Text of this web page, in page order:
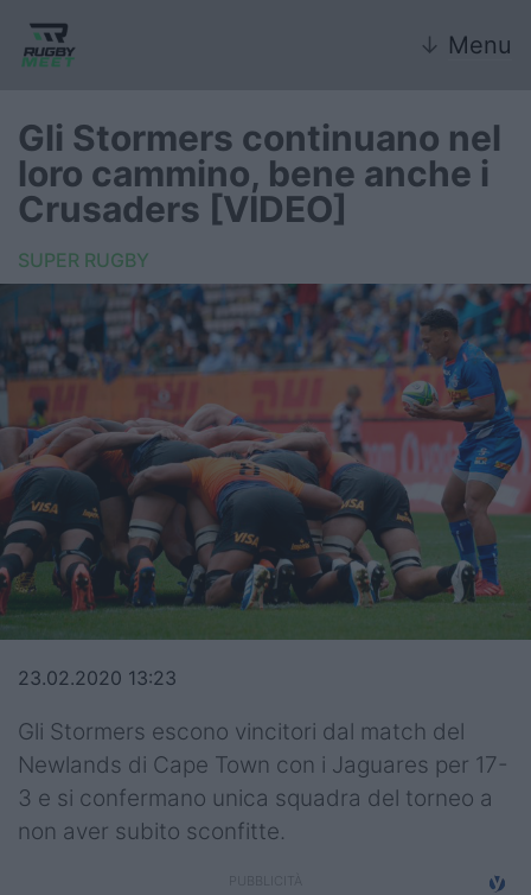
↓ Menu
Nazionale
Nazionali giovanili
Rugby Sevens
FIR
Internazionale
6 Nazioni
United Rugby Championship
Top14
Premiership
Champions Cup
Challenge Cup
World Rugby
Rugby World Cup
Gli Stormers continuano nel
loro cammino, bene anche i
Crusaders [VIDEO]
SUPER RUGBY
23.02.2020 13:23
Gli Stormers escono vincitori dal match del
Newlands di Cape Town con i Jaguares per 17-
3 e si confermano unica squadra del torneo a
non aver subito sconfitte.